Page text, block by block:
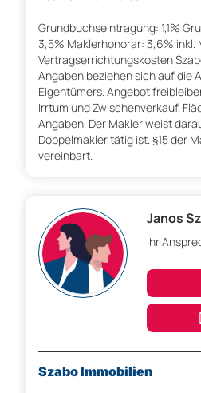
Grundbuchseintragung: 1,1%
3,5% Maklerhonorar: 3,6% inkl.
Vertragserrichtungskosten
Angaben beziehen sich auf die
Eigentümers. Angebot
Irrtum und Zwischenverkauf.
Angaben. Der Makler weist
Doppelmakler tätig ist. §15 der
vereinbart.
Janos
Ihr
Szabo Immobilien